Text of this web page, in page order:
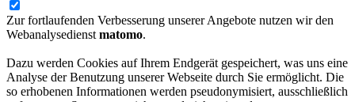
Zur fortlaufenden Verbesserung unserer Angebote nutzen wir den
Webanalysedienst matomo.
Dazu werden Cookies auf Ihrem Endgerät gespeichert, was uns eine
Analyse der Benutzung unserer Webseite durch Sie ermöglicht. Die
so erhobenen Informationen werden pseudonymisiert, ausschließlich